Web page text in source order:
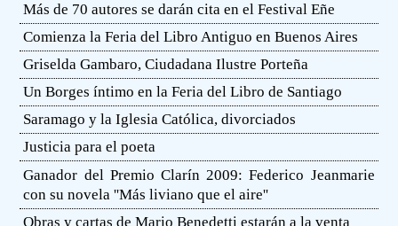
Más de 70 autores se darán cita en el Festival Eñe
Comienza la Feria del Libro Antiguo en Buenos Aires
Griselda Gambaro, Ciudadana Ilustre Porteña
Un Borges íntimo en la Feria del Libro de Santiago
Saramago y la Iglesia Católica, divorciados
Justicia para el poeta
Ganador del Premio Clarín 2009: Federico Jeanmarie
con su novela ''Más liviano que el aire''
Obras y cartas de Mario Benedetti estarán a la venta